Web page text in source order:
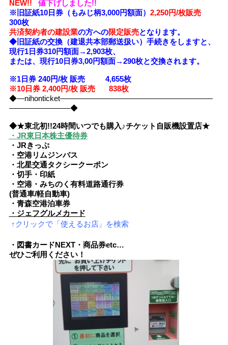
NEW!! 値下げしました!!
※旧証紙10日券（もみじ柄3,000円額面） 2,250円/枚販売
300枚
共済契約者の建設業の方への限定販売となります。
◆旧証紙の交換（建退共本部郵送扱い）手続きをしますと、
現行1日券310円額面→2,903枚、
または、現行10日券3,00円額面→290枚と交換されます。
※1日券 240円/枚 販売 4,655枚
※10日券 2,400円/枚 販売 838枚
◆―nihonticket――――――――――――――――――――
――――――――◆
◆★東北初!!24時間いつでも購入♪チケット自販機設置店★
・JR東日本株主優待券
・JRきっぷ
・空港リムジンバス
・北星交通タクシークーポン
・切手・印紙
・空港・みちのく有料道路通行券
(普通車/軽自動車)
・青森空港泊車券
・ジェフグルメカード
↑クリックで「使えるお店」を検索
・図書カードNEXT・商品券etc…
ぜひご利用ください！